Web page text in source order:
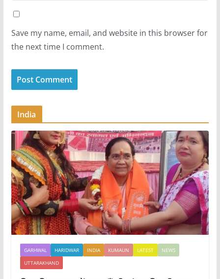
Save my name, email, and website in this browser for
the next time I comment.
India
GARHWAL HARIDWAR INDIA KUMAUN LATEST
NEWS
UTTARAKHAND